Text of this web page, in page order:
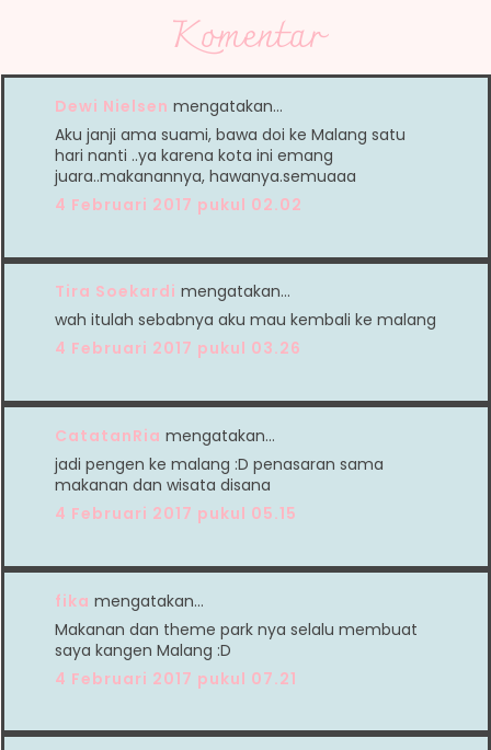
Komentar
Dewi Nielsen mengatakan…
Aku janji ama suami, bawa doi ke Malang satu
hari nanti ..ya karena kota ini emang
juara..makanannya, hawanya.semuaaa
4 Februari 2017 pukul 02.02
Tira Soekardi mengatakan…
wah itulah sebabnya aku mau kembali ke malang
4 Februari 2017 pukul 03.26
CatatanRia mengatakan…
jadi pengen ke malang :D penasaran sama
makanan dan wisata disana
4 Februari 2017 pukul 05.15
fika mengatakan…
Makanan dan theme park nya selalu membuat
saya kangen Malang :D
4 Februari 2017 pukul 07.21